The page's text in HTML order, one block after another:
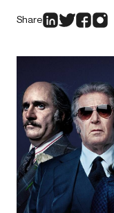
Share